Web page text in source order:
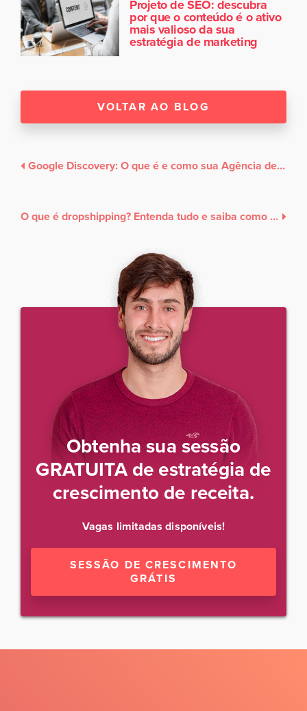
Projeto de SEO: descubra
por que o conteúdo é o ativo
mais valioso da sua
estratégia de marketing
VOLTAR AO BLOG
Google Discovery: O que é e como sua Agência de SEO pode aproveitar essa oportunidade
O que é dropshipping? Entenda tudo e saiba como começar no dropshipping!
Obtenha sua sessão
GRATUITA de estratégia de
crescimento de receita.
Vagas limitadas disponíveis!
SESSÃO DE CRESCIMENTO
GRÁTIS